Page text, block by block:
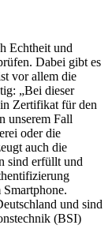
Echtheit und
Dabei gibt es
vor allem die
„Bei dieser
Zertifikat für den
unserem Fall
oder die
auch die
sind erfüllt und
und sind
(BSI)